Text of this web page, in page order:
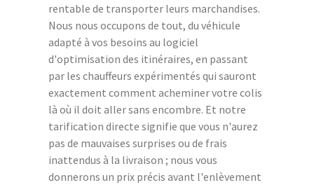
rentable de transporter leurs marchandises.
Nous nous occupons de tout, du véhicule
adapté à vos besoins au logiciel
d'optimisation des itinéraires, en passant
par les chauffeurs expérimentés qui sauront
exactement comment acheminer votre colis
là où il doit aller sans encombre. Et notre
tarification directe signifie que vous n'aurez
pas de mauvaises surprises ou de frais
inattendus à la livraison ; nous vous
donnerons un prix précis avant l'enlèvement